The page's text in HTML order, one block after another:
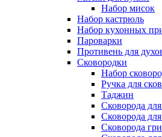
Набор мисок
Набор кастрюль
Набор кухонных
Пароварки
Противень для
Сковородки
Набор
Ручка для
Таджин
Сковорода
Сковорода
Сковорода